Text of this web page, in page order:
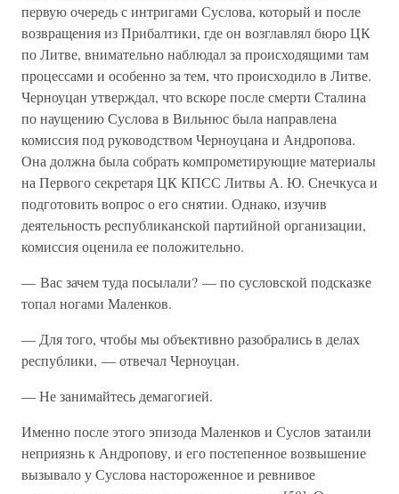
первую очередь с интригами Суслова, который и после
возвращения из Прибалтики, где он возглавлял бюро ЦК
по Литве, внимательно наблюдал за происходящими там
процессами и особенно за тем, что происходило в Литве.
Черноуцан утверждал, что вскоре после смерти Сталина
по наущению Суслова в Вильнюс была направлена
комиссия под руководством Черноуцана и Андропова.
Она должна была собрать компрометирующие материалы
на Первого секретаря ЦК КПСС Литвы А. Ю. Снечкуса и
подготовить вопрос о его снятии. Однако, изучив
деятельность республиканской партийной организации,
комиссия оценила ее положительно.
— Вас зачем туда посылали? — по сусловской подсказке
топал ногами Маленков.
— Для того, чтобы мы объективно разобрались в делах
республики, — отвечал Черноуцан.
— Не занимайтесь демагогией.
Именно после этого эпизода Маленков и Суслов затаили
неприязнь к Андропову, и его постепенное возвышение
вызывало у Суслова настороженное и ревнивое